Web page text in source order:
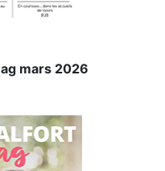
mars 2026